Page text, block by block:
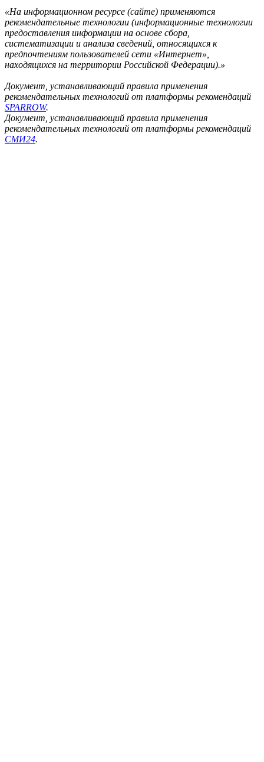
«На информационном ресурсе (сайте) применяются
рекомендательные технологии (информационные технологии
предоставления информации на основе сбора,
систематизации и анализа сведений, относящихся к
предпочтениям пользователей сети «Интернет»,
находящихся на территории Российской Федерации).»
Документ, устанавливающий правила применения
рекомендательных технологий от платформы рекомендаций
SPARROW.
Документ, устанавливающий правила применения
рекомендательных технологий от платформы рекомендаций
СМИ24.